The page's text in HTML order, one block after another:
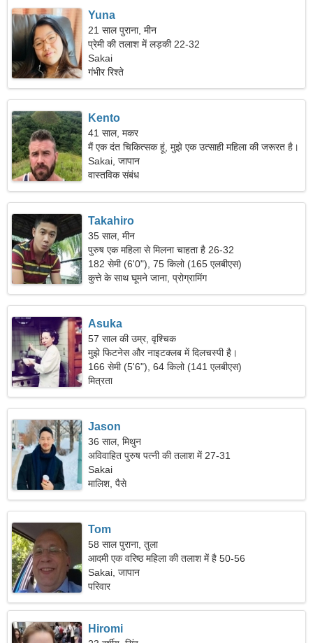
Yuna
21 साल पुराना, मीन
प्रेमी की तलाश में लड़की 22-32
Sakai
गंभीर रिश्ते
Kento
41 साल, मकर
मैं एक दंत चिकित्सक हूं, मुझे एक उत्साही महिला की जरूरत है।
Sakai, जापान
वास्तविक संबंध
Takahiro
35 साल, मीन
पुरुष एक महिला से मिलना चाहता है 26-32
182 सेमी (6'0"), 75 किलो (165 एलबीएस)
कुत्ते के साथ घूमने जाना, प्रोग्रामिंग
Asuka
57 साल की उम्र, वृश्चिक
मुझे फिटनेस और नाइटक्लब में दिलचस्पी है।
166 सेमी (5'6"), 64 किलो (141 एलबीएस)
मित्रता
Jason
36 साल, मिथुन
अविवाहित पुरुष पत्नी की तलाश में 27-31
Sakai
मालिश, पैसे
Tom
58 साल पुराना, तुला
आदमी एक वरिष्ठ महिला की तलाश में है 50-56
Sakai, जापान
परिवार
Hiromi